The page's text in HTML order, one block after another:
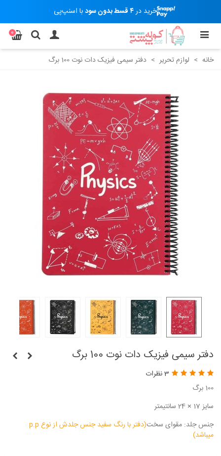
خرید در۴ قسط بدون سود با اسنپ‌پی
0
خانه > لوازم تحریر > دفتر سیمی فیزیک دات نوت 100 برگ
دفتر سیمی فیزیک دات نوت 100 برگ
3 نظرات
100 برگ
سایز 17 × 24 سانتیمتر
جنس جلد: مقوای سخت
(دفتر با رنگ سفید جنس جلدش از نوع p.p
میباشد)